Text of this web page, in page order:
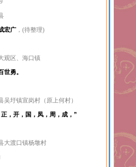
宏广 ，(待整理)
观区、海口镇
世勇。
吴圩镇宣岗村（原上何村）
， 开，国，凤，周，成，”
大渡口镇杨墩村